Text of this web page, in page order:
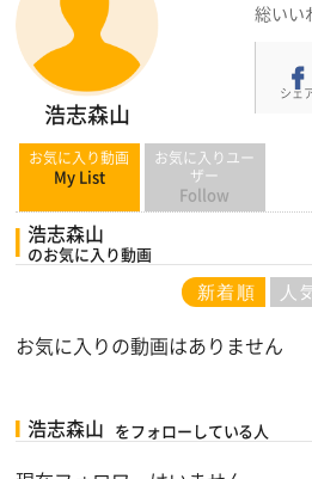
浩志森山
総いい
シェ
お気に入り動画
My List
お気に入りユー
ザー
Follow
浩志森山
のお気に入り動画
新着順 人
お気に入りの動画はありません
浩志森山 をフォローしている人